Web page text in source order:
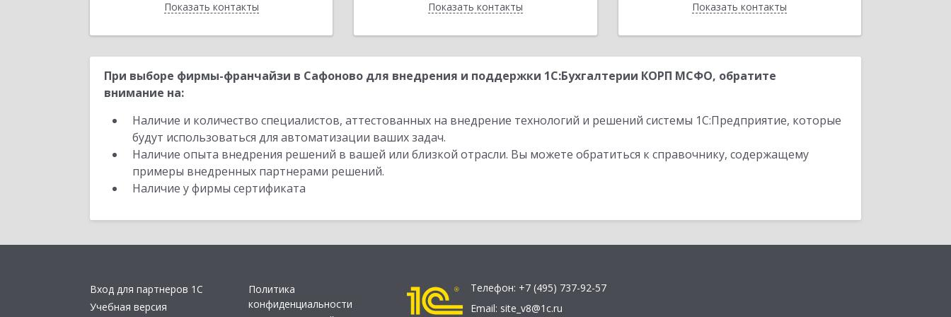
Показать контакты
Назад Показать контакты
Назад Показать контакты
Назад
При выборе фирмы-франчайзи в Сафоново для внедрения и поддержки 1С:Бухгалтерии КОРП МСФО, обратите
внимание на:
Наличие и количество специалистов, аттестованных на внедрение технологий и решений системы 1С:Предприятие, которые
будут использоваться для автоматизации ваших задач.
Наличие опыта внедрения решений в вашей или близкой отрасли. Вы можете обратиться к справочнику, содержащему
примеры внедренных партнерами решений.
Наличие у фирмы сертификата
Вход для партнеров 1С
Учебная версия
Политика
конфиденциальности
Телефон: +7 (495) 737-92-57
Email: site_v8@1c.ru